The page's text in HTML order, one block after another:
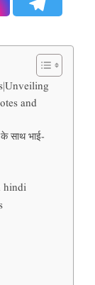
and
साथ भाई-
hindi